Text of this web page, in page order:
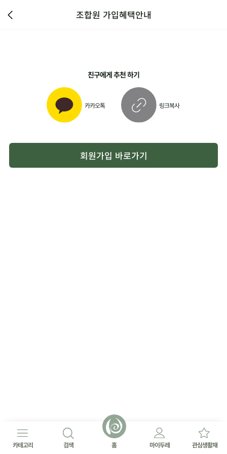
조합원 가입혜택안내
친구에게 추천 하기
카카오톡 링크복사
회원가입 바로가기
카테고리 검색 홈 마이두레 관심생활재